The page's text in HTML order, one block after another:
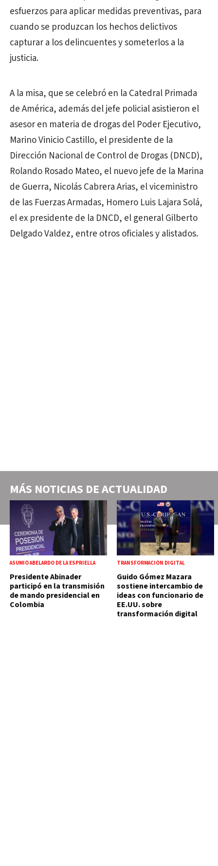
esfuerzos para aplicar medidas preventivas, para
cuando se produzcan los hechos delictivos
capturar a los delincuentes y someterlos a la
justicia.
A la misa, que se celebró en la Catedral Primada
de América, además del jefe policial asistieron el
asesor en materia de drogas del Poder Ejecutivo,
Marino Vinicio Castillo, el presidente de la
Dirección Nacional de Control de Drogas (DNCD),
Rolando Rosado Mateo, el nuevo jefe de la Marina
de Guerra, Nicolás Cabrera Arias, el viceministro
de las Fuerzas Armadas, Homero Luis Lajara Solá,
el ex presidente de la DNCD, el general Gilberto
Delgado Valdez, entre otros oficiales y alistados.
MÁS NOTICIAS DEACTUALIDAD
ASUMIÓ ABELARDO DE LA ESPRIELLA
Presidente Abinader
participó en la transmisión
de mando presidencial en
Colombia
TRANSFORMACIÓN DIGITAL
Guido Gómez Mazara
sostiene intercambio de
ideas con funcionario de
EE.UU. sobre
transformación digital